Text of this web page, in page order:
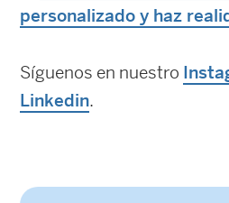
personalizado y haz
Síguenos en nuestro
Linkedin.